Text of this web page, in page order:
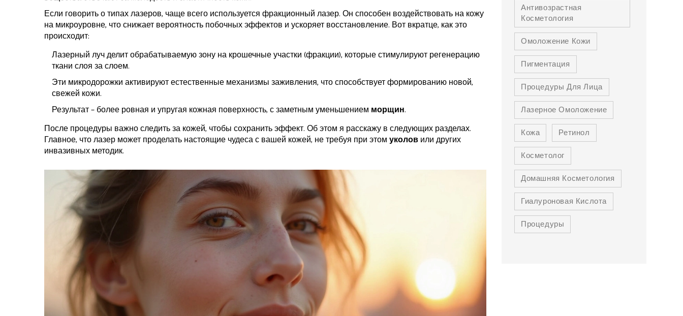
Если говорить о типах лазеров, чаще всего используется фракционный лазер. Он способен воздействовать на кожу
на микроуровне, что снижает вероятность побочных эффектов и ускоряет восстановление. Вот вкратце, как это
происходит:
Лазерный луч делит обрабатываемую зону на крошечные участки (фракции), которые стимулируют регенерацию
ткани слоя за слоем.
Эти микродорожки активируют естественные механизмы заживления, что способствует формированию новой,
свежей кожи.
Результат – более ровная и упругая кожная поверхность, с заметным уменьшением морщин.
После процедуры важно следить за кожей, чтобы сохранить эффект. Об этом я расскажу в следующих разделах.
Главное, что лазер может проделать настоящие чудеса с вашей кожей, не требуя при этомуколовили других
инвазивных методик.
Антивозрастная
Косметология
Омоложение Кожи
Пигментация
Процедуры Для Лица
Лазерное Омоложение
Кожа
Ретинол
Косметолог
Домашняя Косметология
Гиалуроновая Кислота
Процедуры